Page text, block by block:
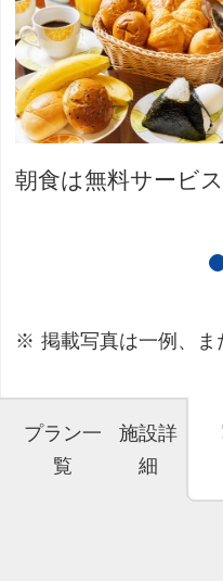
朝食は無料サービス
掲載写真は一例、ま
プラン一
覧
施設詳
細